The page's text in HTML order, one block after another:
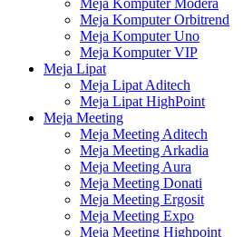
Meja Komputer Modera
Meja Komputer Orbitrend
Meja Komputer Uno
Meja Komputer VIP
Meja Lipat
Meja Lipat Aditech
Meja Lipat HighPoint
Meja Meeting
Meja Meeting Aditech
Meja Meeting Arkadia
Meja Meeting Aura
Meja Meeting Donati
Meja Meeting Ergosit
Meja Meeting Expo
Meja Meeting Highpoint